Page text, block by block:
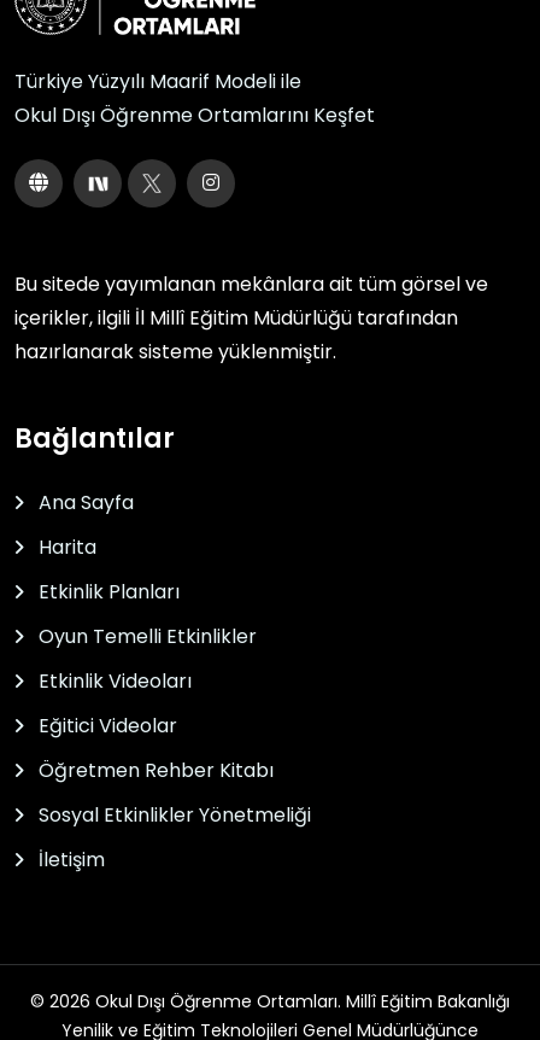
Türkiye Yüzyılı Maarif Modeli ile
Okul Dışı Öğrenme Ortamlarını Keşfet
Bu sitede yayımlanan mekânlara ait tüm görsel ve
içerikler, ilgili İl Millî Eğitim Müdürlüğü tarafından
hazırlanarak sisteme yüklenmiştir.
Bağlantılar
Ana Sayfa
Harita
Etkinlik Planları
Oyun Temelli Etkinlikler
Etkinlik Videoları
Eğitici Videolar
Öğretmen Rehber Kitabı
Sosyal Etkinlikler Yönetmeliği
İletişim
© 2026 Okul Dışı Öğrenme Ortamları. Millî Eğitim Bakanlığı
Yenilik ve Eğitim Teknolojileri Genel Müdürlüğünce